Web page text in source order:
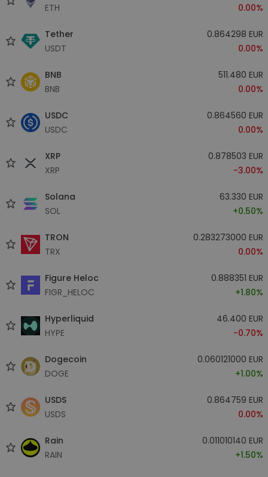
ETH
0.00%
Tether
USDT
0.864298 EUR
0.00%
BNB
BNB
511.480 EUR
0.00%
USDC
USDC
0.864560 EUR
0.00%
XRP
XRP
0.878503 EUR
-3.00%
Solana
SOL
63.330 EUR
+0.50%
TRON
TRX
0.283273000 EUR
0.00%
Figure Heloc
FIGR_HELOC
0.888351 EUR
+1.80%
Hyperliquid
HYPE
46.400 EUR
-0.70%
Dogecoin
DOGE
0.060121000 EUR
+1.00%
USDS
USDS
0.864759 EUR
0.00%
Rain
RAIN
0.011010140 EUR
+1.50%